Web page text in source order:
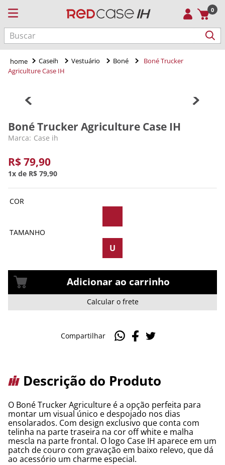
0
Caseih Vestuário Boné
Boné Trucker
Agriculture Case IH
Boné Trucker Agriculture Case IH
Case ih
R$79,90
1 R$ 79,90
COR
TAMANHO
U
Adicionar ao carrinho
Calcular o frete
Compartilhar
Descrição do Produto
O Boné Trucker Agriculture é a opção perfeita para
montar um visual único e despojado nos dias
ensolarados. Com design exclusivo que conta com
telinha na parte traseira na cor off white e malha
mescla na parte frontal. O logo Case IH aparece em um
patch de couro com gravação em baixo relevo, que dá
ao acessório um charme especial.